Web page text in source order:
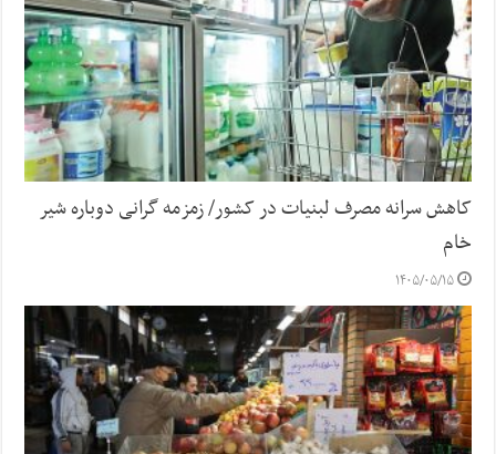
کاهش سرانه مصرف لبنیات در کشور/ زمزمه گرانی دوباره شیر
خام
۱۴۰۵/۰۵/۱۵